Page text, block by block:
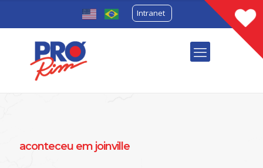
Intranet
aconteceu em joinville